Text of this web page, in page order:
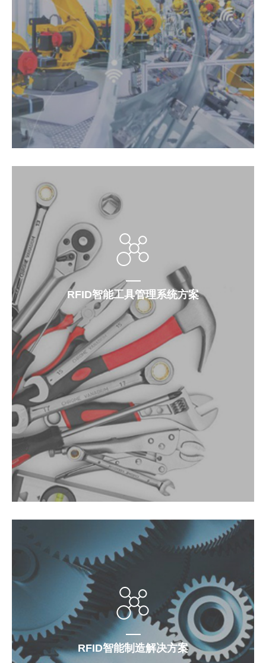
RFID智能工具管理系统方案
RFID智能制造解决方案